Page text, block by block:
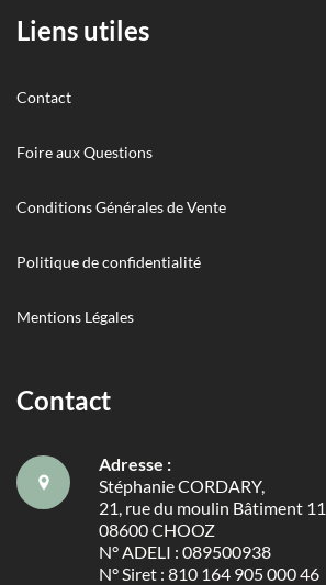
Liens utiles
Contact
Foire aux Questions
Conditions Générales de Vente
Politique de confidentialité
Mentions Légales
Contact
Adresse :
Stéphanie CORDARY,
21, rue du moulin Bâtiment
08600 CHOOZ
N° ADELI : 089500938
N° Siret : 810 164 905 000 46